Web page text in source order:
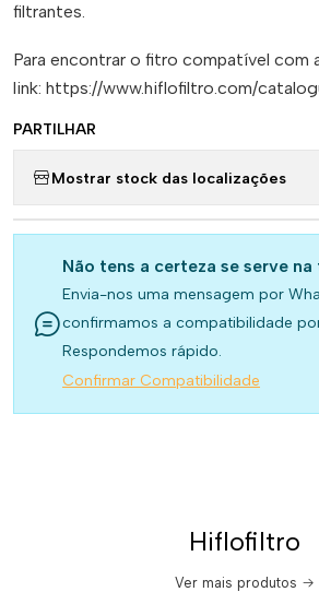
filtrantes.
Para encontrar o fitro compatível com
link: https://www.hiflofiltro.com/
PARTILHAR
Mostrar stock das localizações
Não tens a certeza se serve
Envia-nos uma mensagem por
confirmamos a compatibilidade
Respondemos rápido.
Confirmar Compatibilidade
Hiflofiltro
Ver mais produtos